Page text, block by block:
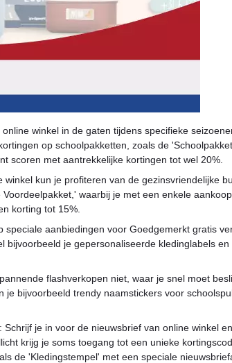
winkel in de gaten tijdens specifieke
op schoolpakketten, zoals de
scoren met aantrekkelijke kortingen tot wel 20%.
kun je profiteren van de gezinsvriendelijke
waarbij je met een enkele
korting tot 15%.
aanbiedingen voor Goedgemerkt gratis
bijvoorbeeld je gepersonaliseerde kledinglabels en
flashverkopen niet, waar je snel moet
je bijvoorbeeld trendy naamstickers voor
je in voor de nieuwsbrief van online winkel
krijg je soms toegang tot een unieke
de 'Kledingstempel' met een speciale